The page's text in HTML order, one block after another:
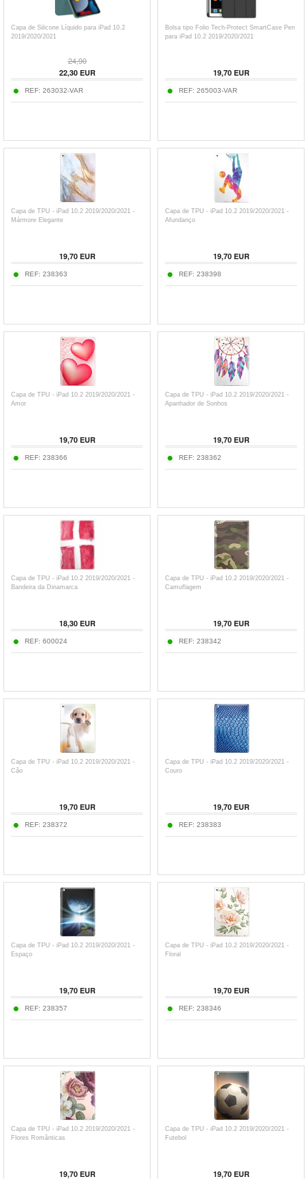
Capa de Silicone Líquido para iPad 10.2
2019/2020/2021
24,90
22,30EUR
REF: 263032-VAR
Bolsa tipo Folio Tech-Protect SmartCase Pen
para iPad 10.2 2019/2020/2021
19,70EUR
REF: 265003-VAR
Capa de TPU - iPad 10.2 2019/2020/2021 -
Mármore Elegante
19,70EUR
REF: 238363
Capa de TPU - iPad 10.2 2019/2020/2021 -
Afundanço
19,70EUR
REF: 238398
Capa de TPU - iPad 10.2 2019/2020/2021 -
Amor
19,70EUR
REF: 238366
Capa de TPU - iPad 10.2 2019/2020/2021 -
Apanhador de Sonhos
19,70EUR
REF: 238362
Capa de TPU - iPad 10.2 2019/2020/2021 -
Bandeira da Dinamarca
18,30EUR
REF: 600024
Capa de TPU - iPad 10.2 2019/2020/2021 -
Camuflagem
19,70EUR
REF: 238342
Capa de TPU - iPad 10.2 2019/2020/2021 -
Cão
19,70EUR
REF: 238372
Capa de TPU - iPad 10.2 2019/2020/2021 -
Couro
19,70EUR
REF: 238383
Capa de TPU - iPad 10.2 2019/2020/2021 -
Espaço
19,70EUR
REF: 238357
Capa de TPU - iPad 10.2 2019/2020/2021 -
Floral
19,70EUR
REF: 238346
Capa de TPU - iPad 10.2 2019/2020/2021 -
Flores Românticas
19,70EUR
Capa de TPU - iPad 10.2 2019/2020/2021 -
Futebol
19,70EUR